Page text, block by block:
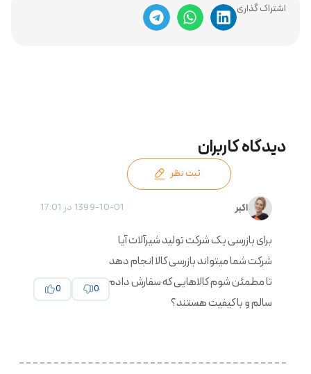
اشتراک گذاری
اکبر 1399-10-01 در 17:01
برای بازرسی یک شرکت تولید شیرآلات آیا
شرکت شما میتواند بازرسی کالا انجام دهد
تا مطمئن شوم کالاهایی که سفارش دادم
سالم و با کیفیت هستند؟
0 0
ثبت نظر